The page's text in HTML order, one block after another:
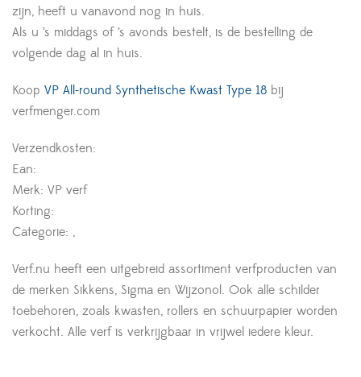
zijn, heeft u vanavond nog in huis.
Als u ’s middags of ’s avonds bestelt, is de bestelling de
volgende dag al in huis.
Koop VP All-round Synthetische Kwast Type 18 bij
verfmenger.com
Verzendkosten:
Ean:
Merk: VP verf
Korting:
Categorie: ,
Verf.nu heeft een uitgebreid assortiment verfproducten van
de merken Sikkens, Sigma en Wijzonol. Ook alle schilder
toebehoren, zoals kwasten, rollers en schuurpapier worden
verkocht. Alle verf is verkrijgbaar in vrijwel iedere kleur.